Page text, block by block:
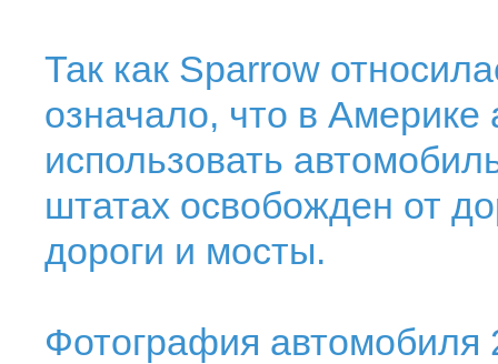
Так как Sparrow
означало, что в
использовать
штатах освобожден от
дороги и мосты.
Фотография автомобиля